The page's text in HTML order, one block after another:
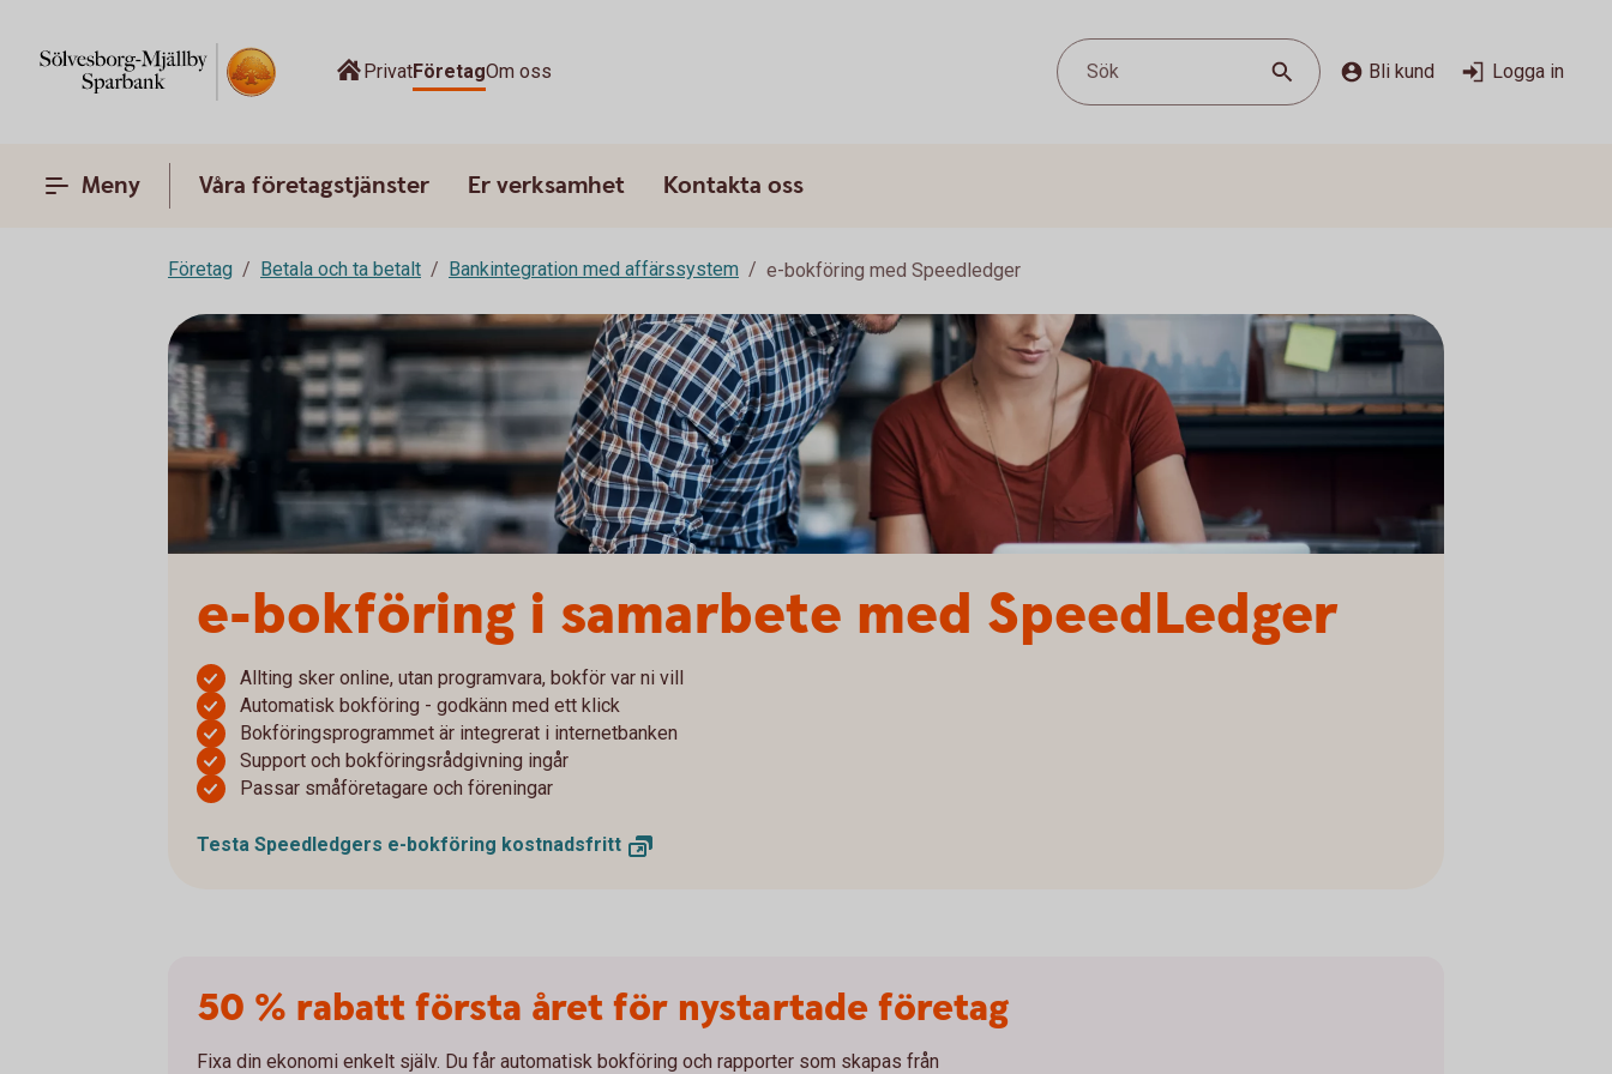
PrivatFöretagOm oss Sök Bli kund Logga in
Meny Våra företagstjänster Er verksamhet Kontakta oss
Företag Betala och ta betalt Bankintegration med affärssystem e-bokföring med Speedledger
e-bokföring i samarbete med SpeedLedger
Allting sker online, utan programvara, bokför var ni vill
Automatisk bokföring - godkänn med ett klick
Bokföringsprogrammet är integrerat i internetbanken
Support och bokföringsrådgivning ingår
Passar småföretagare och föreningar
Testa Speedledgers e-bokföring kostnadsfritt
50 % rabatt första året för nystartade företag
Fixa din ekonomi enkelt själv. Du får automatisk bokföring och rapporter som skapas från